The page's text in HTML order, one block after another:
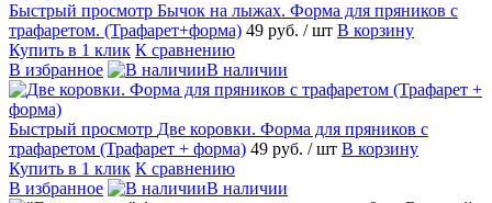
Быстрый просмотр Бычок на лыжах. Форма для пряников с
трафаретом. (Трафарет+форма) 49 руб. / шт В корзину
Купить в 1 клик К сравнению
В избранное
В наличии
Быстрый просмотр Две коровки. Форма для пряников с
трафаретом (Трафарет + форма) 49 руб. / шт В корзину
Купить в 1 клик К сравнению
В избранное
В наличии